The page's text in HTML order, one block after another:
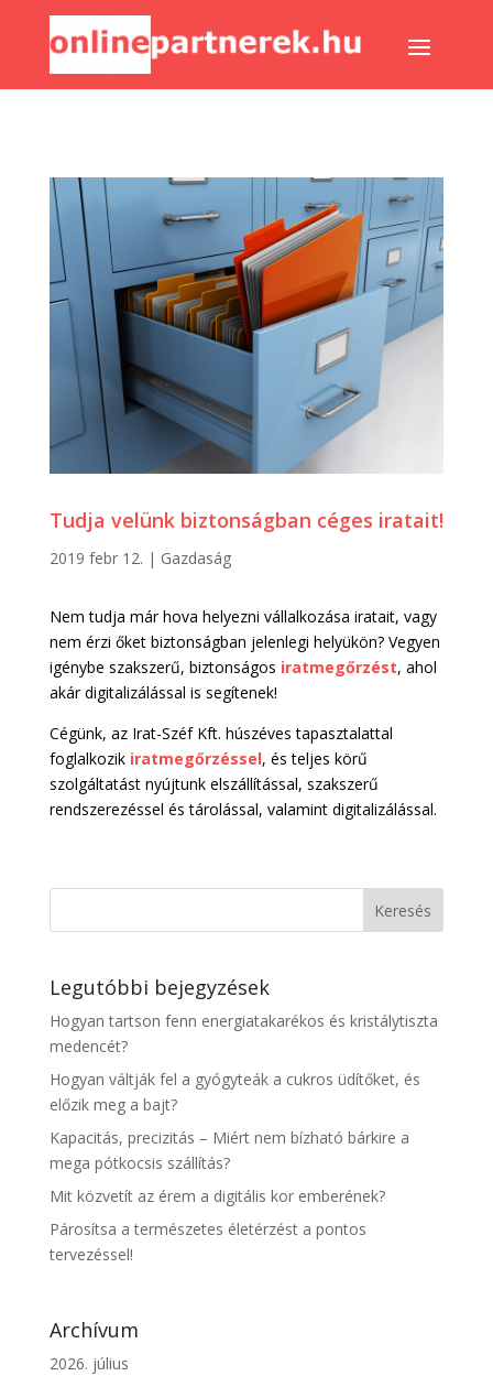
Tudja velünk biztonságban céges iratait!
2019 febr 12. | Gazdaság
Nem tudja már hova helyezni vállalkozása iratait, vagy
nem érzi őket biztonságban jelenlegi helyükön? Vegyen
igénybe szakszerű, biztonságos iratmegőrzést, ahol
akár digitalizálással is segítenek!
Cégünk, az Irat-Széf Kft. húszéves tapasztalattal
foglalkozik iratmegőrzéssel, és teljes körű
szolgáltatást nyújtunk elszállítással, szakszerű
rendszerezéssel és tárolással, valamint digitalizálással.
Legutóbbi bejegyzések
Hogyan tartson fenn energiatakarékos és kristálytiszta
medencét?
Hogyan váltják fel a gyógyteák a cukros üdítőket, és
előzik meg a bajt?
Kapacitás, precizitás – Miért nem bízható bárkire a
mega pótkocsis szállítás?
Mit közvetít az érem a digitális kor emberének?
Párosítsa a természetes életérzést a pontos
tervezéssel!
Archívum
2026. július